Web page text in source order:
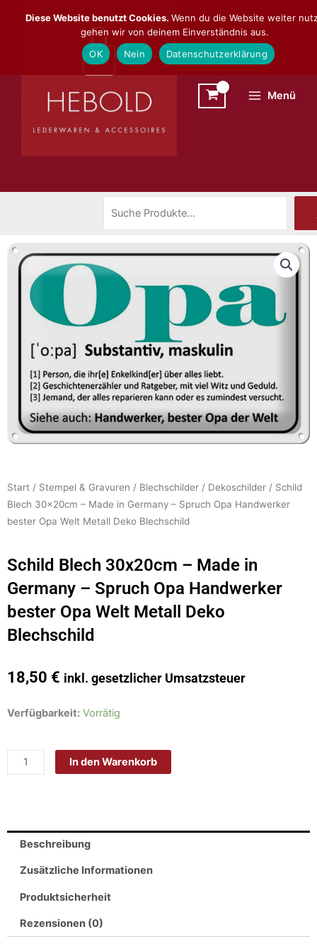
Inhalt
Menü
Start / Stempel & Gravuren / Blechschilder / Dekoschilder / Schild
Blech 30x20cm – Made in Germany – Spruch Opa Handwerker
bester Opa Welt Metall Deko Blechschild
Schild Blech 30x20cm – Made in
Germany – Spruch Opa Handwerker
bester Opa Welt Metall Deko
Blechschild
18,50 € inkl. gesetzlicher Umsatzsteuer
Verfügbarkeit: Vorrätig
Schild
-
Spruch
Opa
bester
Opa
Welt
In den Warenkorb
Beschreibung
Zusätzliche Informationen
Produktsicherheit
Rezensionen (0)
Diese Website benutzt Cookies. Wenn du die Website weiter
gehen wir von deinem Einverständnis aus.
OK
Nein Datenschutzerklärung